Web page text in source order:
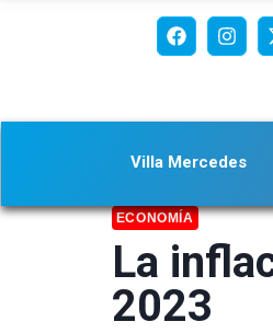
Villa Mercedes
ECONOMÍA
La
2023